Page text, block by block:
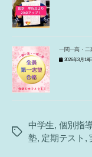
一関一高・二
2026年3月18日
タ
中学生, 個別指
塾, 定期テスト ,